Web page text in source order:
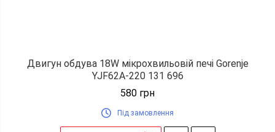
Двигун обдува 18W мікрохвильовій печі Gorenje
YJF62A-220 131 696
580 грн
Під замовлення